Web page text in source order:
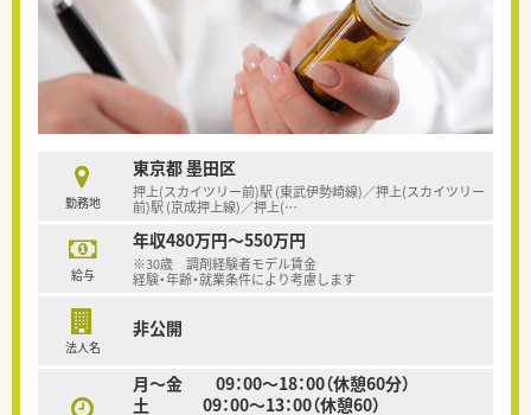
勤務地
東京都 墨田区
押上(スカイツリー前)駅 (東武伊勢崎線)／押上(スカイツリー
前)駅 (京成押上線)／押上(…
給与
年収480万円～550万円
※30歳 調剤経験者モデル賃金
経験・年齢・就業条件により考慮します
法人名
非公開
月～金 09：00～18：00（休憩60分）
土 09：00～13：00（休憩60）